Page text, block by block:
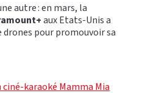
autre : en mars, la
aux Etats-Unis a
drones pour promouvoir sa
ciné-karaoké Mamma Mia